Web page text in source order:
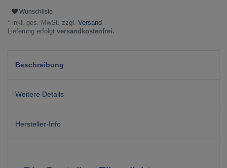
Wunschliste
* inkl. ges. MwSt. zzgl.
Versand
Lieferung erfolgt versandkostenfrei.
Beschreibung
Weitere Details
Hersteller-Info